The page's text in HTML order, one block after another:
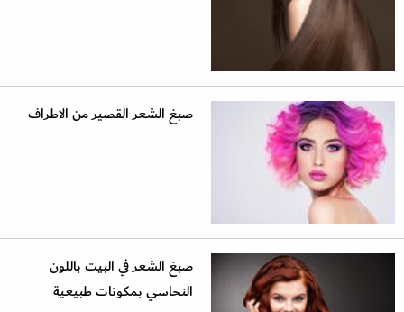
صبغ الشعر القصير من الاطراف
صبغ الشعر في البيت باللون
النحاسي بمكونات طبيعية